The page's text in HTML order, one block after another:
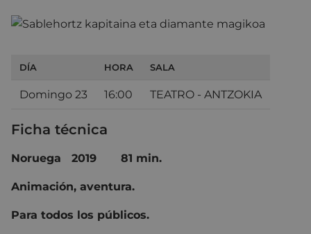
DÍA HORA SALA
Domingo 23 16:00 TEATRO - ANTZOKIA
Ficha técnica
Noruega 2019 81 min.
Animación, aventura.
Para todos los públicos.